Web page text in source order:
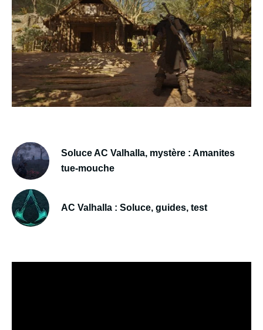
Soluce AC Valhalla, mystère : Amanites
tue-mouche
AC Valhalla : Soluce, guides, test